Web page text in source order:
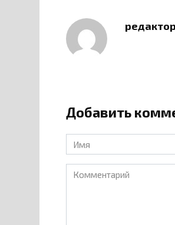
редактор
Добавить
Имя
*
Комментарий